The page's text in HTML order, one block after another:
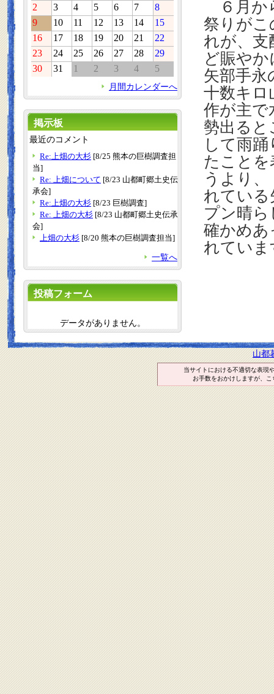
６月か
祭りがこ
れが、支
ど賑や
矢部手永
十数キロ
作が主で
勢出ると
して雨
たこと
うより
れている
プン晴
確かめあ
れていま
2
3 4 5 6 7
8
9
10 11 12 13 14
15
16
17 18 19 20 21
22
23
24 25 26 27 28
29
30
31 1 2 3 4 5
月間カレンダーへ
掲示板
最近のコメント
Re:上畑の大杉 [8/25 熊本の巨樹調査担
当]
Re: 上畑について [8/23 山都町郷土史伝
承会]
Re:上畑の大杉 [8/23 巨樹調査]
Re: 上畑の大杉 [8/23 山都町郷土史伝承
会]
上畑の大杉 [8/20 熊本の巨樹調査担当]
一覧へ
投稿フォーム
データがありません。
山都
当サイトにおける不適切な表現
お手数をおかけしますが、こ